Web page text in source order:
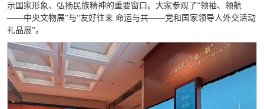
示国家形象、弘扬民族精神的重要窗口。大家参观了“领袖、领航
——中央文物展”与“友好往来 命运与共——党和国家领导人外交活动
礼品展”。